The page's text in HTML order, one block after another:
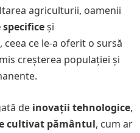
agriculturii, oamenii
și
, ceea ce le-a oferit o sursă
creșterea populației și
de inovații tehnologice,
cultivat pământul, cum ar